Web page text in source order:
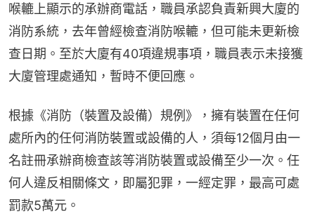
喉轆上顯示的承辦商電話，職員承認負責新興大廈的
消防系統，去年曾經檢查消防喉轆，但可能未更新檢
查日期。至於大廈有40項違規事項，職員表示未接獲
大廈管理處通知，暫時不便回應。
根據《消防（裝置及設備）規例》，擁有裝置在任何
處所內的任何消防裝置或設備的人，須每12個月由一
名註冊承辦商檢查該等消防裝置或設備至少一次。任
何人違反相關條文，即屬犯罪，一經定罪，最高可處
罰款5萬元。